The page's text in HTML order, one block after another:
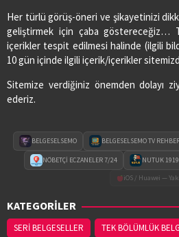
Her türlü görüş-öneri ve şikayetinizi
geliştirmek için çaba göstereceğiz…
içerikler tespit edilmesi halinde (ilgili
10 gün içinde ilgili içerik/içerikler
Sitemize verdiğiniz önemden dolayı
ederiz.
BELGESELSEMO BELGESELSEMO TV
NÖBETÇİ ECZANELER 7/24 NUTUK
iOS / Huawei —
KATEGORİLER
SERİ BELGESELLER
TEK BÖLÜMLÜK